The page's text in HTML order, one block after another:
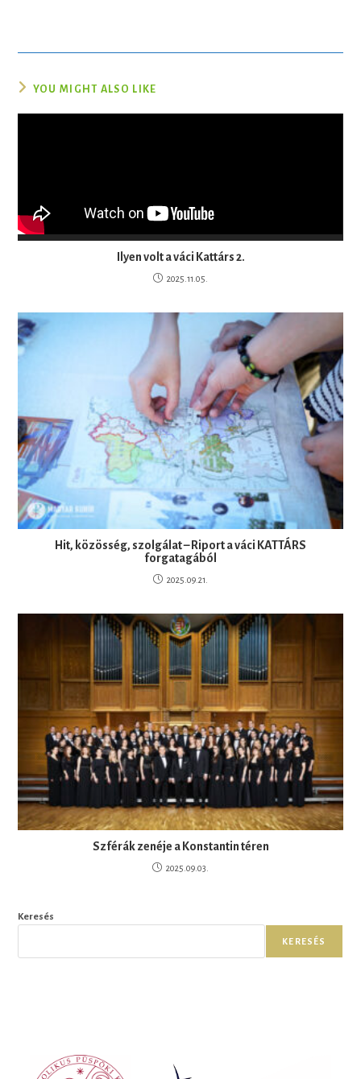
YOU MIGHT ALSO LIKE
Ilyen volt a váci Kattárs 2.
2025.11.05.
Hit, közösség, szolgálat – Riport a váci KATTÁRS
forgatagából
2025.09.21.
Szférák zenéje a Konstantin téren
2025.09.03.
Keresés
KERESÉS